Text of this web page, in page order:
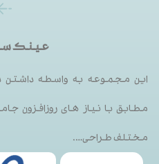
عینک
این مجموعه به واسطه
مطابق با نیاز های روزافزون
مختلف طراحی….